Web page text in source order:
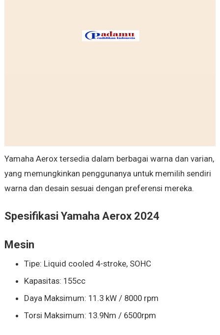
Yamaha Aerox tersedia dalam berbagai warna dan varian,
yang memungkinkan penggunanya untuk memilih sendiri
warna dan desain sesuai dengan preferensi mereka.
Spesifikasi Yamaha Aerox 2024
Mesin
Tipe: Liquid cooled 4-stroke, SOHC
Kapasitas: 155cc
Daya Maksimum: 11.3 kW / 8000 rpm
Torsi Maksimum: 13.9Nm / 6500rpm